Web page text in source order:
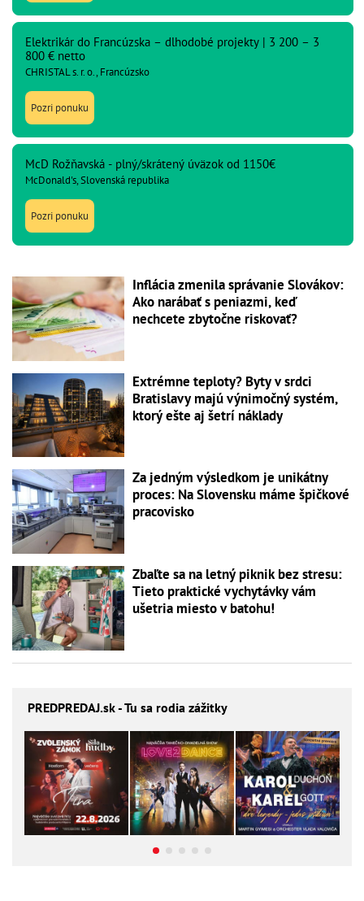
Elektrikár do Francúzska – dlhodobé projekty | 3 200 – 3
800 € netto
CHRISTAL s. r. o., Francúzsko
Pozri ponuku
McD Rožňavská - plný/skrátený úväzok od 1150€
McDonald's, Slovenská republika
Pozri ponuku
Inflácia zmenila správanie Slovákov:
Ako narábať s peniazmi, keď
nechcete zbytočne riskovať?
Extrémne teploty? Byty v srdci
Bratislavy majú výnimočný systém,
ktorý ešte aj šetrí náklady
Za jedným výsledkom je unikátny
proces: Na Slovensku máme špičkové
pracovisko
Zbaľte sa na letný piknik bez stresu:
Tieto praktické vychytávky vám
ušetria miesto v batohu!
PREDPREDAJ.sk - Tu sa rodia zážitky